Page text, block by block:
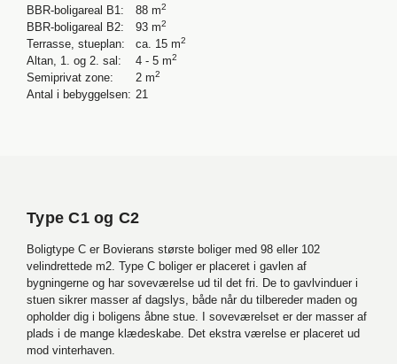
BBR-boligareal B1: 88 m2
BBR-boligareal B2: 93 m2
Terrasse, stueplan: ca. 15 m2
Altan, 1. og 2. sal: 4 - 5 m2
Semiprivat zone: 2 m2
Antal i bebyggelsen: 21
Type C1 og C2
Boligtype C er Bovierans største boliger med 98 eller 102
velindrettede m2. Type C boliger er placeret i gavlen af
bygningerne og har soveværelse ud til det fri. De to gavlvinduer i
stuen sikrer masser af dagslys, både når du tilbereder maden og
opholder dig i boligens åbne stue. I soveværelset er der masser af
plads i de mange klædeskabe. Det ekstra værelse er placeret ud
mod vinterhaven.